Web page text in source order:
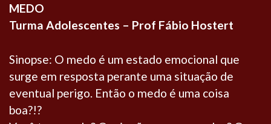
MEDO
Turma Adolescentes – Prof Fábio Hostert
Sinopse: O medo é um estado emocional que
surge em resposta perante uma situação de
eventual perigo. Então o medo é uma coisa
boa?!?